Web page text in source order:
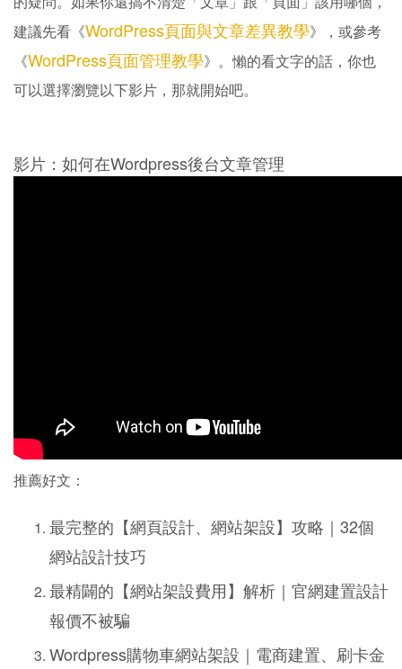
建議先看《WordPress頁面與文章差異教學》，或參考
《WordPress頁面管理教學》。懶的看文字的話，你也
可以選擇瀏覽以下影片，那就開始吧。
影片：如何在Wordpress後台文章管理
推薦好文：
最完整的【網頁設計、網站架設】攻略｜32個
網站設計技巧
最精闢的【網站架設費用】解析｜官網建置設計
報價不被騙
Wordpress購物車網站架設｜電商建置、刷卡金